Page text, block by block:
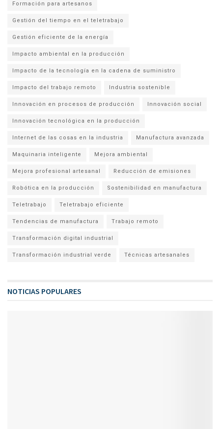
Formación para artesanos
Gestión del tiempo en el teletrabajo
Gestión eficiente de la energía
Impacto ambiental en la producción
Impacto de la tecnología en la cadena de suministro
Impacto del trabajo remoto Industria sostenible
Innovación en procesos de producción Innovación social
Innovación tecnológica en la producción
Internet de las cosas en la industria Manufactura avanzada
Maquinaria inteligente Mejora ambiental
Mejora profesional artesanal Reducción de emisiones
Robótica en la producción Sostenibilidad en manufactura
Teletrabajo Teletrabajo eficiente
Tendencias de manufactura Trabajo remoto
Transformación digital industrial
Transformación industrial verde Técnicas artesanales
NOTICIAS POPULARES